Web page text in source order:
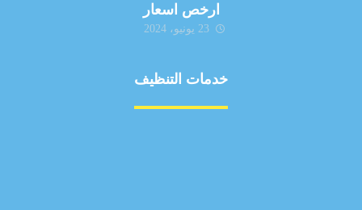
ارخص اسعار
23 يونيو، 2024
خدمات التنظيف